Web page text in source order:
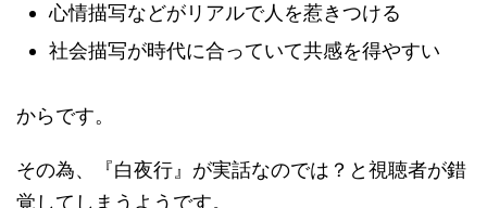
心情描写などがリアルで人を惹きつける
社会描写が時代に合っていて共感を得やすい
からです。
その為、『白夜行』が実話なのでは？と視聴者が錯
覚してしまうようです。